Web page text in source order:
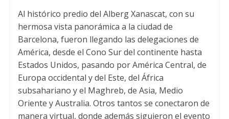
Al histórico predio del Alberg Xanascat, con su
hermosa vista panorámica a la ciudad de
Barcelona, fueron llegando las delegaciones de
América, desde el Cono Sur del continente hasta
Estados Unidos, pasando por América Central, de
Europa occidental y del Este, del África
subsahariano y el Maghreb, de Asia, Medio
Oriente y Australia. Otros tantos se conectaron de
manera virtual, donde además siguieron el evento